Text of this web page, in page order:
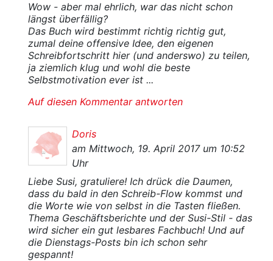
Wow - aber mal ehrlich, war das nicht schon
längst überfällig?
Das Buch wird bestimmt richtig richtig gut,
zumal deine offensive Idee, den eigenen
Schreibfortschritt hier (und anderswo) zu teilen,
ja ziemlich klug und wohl die beste
Selbstmotivation ever ist ...
Auf diesen Kommentar antworten
Doris
am Mittwoch, 19. April 2017 um 10:52
Uhr
Liebe Susi, gratuliere! Ich drück die Daumen,
dass du bald in den Schreib-Flow kommst und
die Worte wie von selbst in die Tasten fließen.
Thema Geschäftsberichte und der Susi-Stil - das
wird sicher ein gut lesbares Fachbuch! Und auf
die Dienstags-Posts bin ich schon sehr
gespannt!